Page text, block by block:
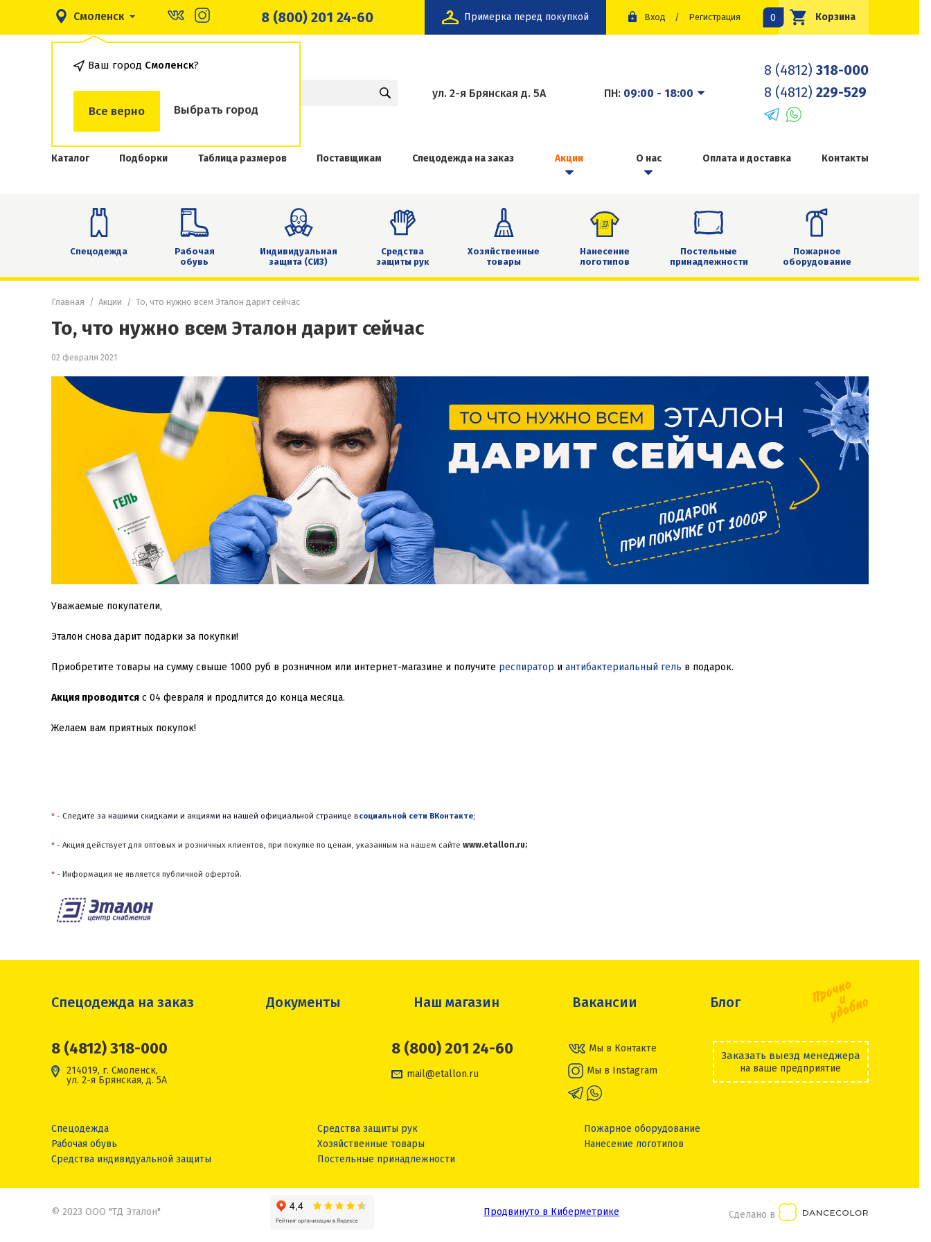
Смоленск
Ваш город Смоленск?
Все верно Выбрать город
8 (800) 201 24-60 Примерка перед покупкой Вход / Регистрация Корзина
0
ул. 2-я Брянская д. 5А ПН: 09:00 - 18:00
8 (4812) 318-000
8 (4812) 229-529
Каталог Подборки Таблица размеров Поставщикам Спецодежда на заказ Акции О нас Оплата и доставка Контакты
Спецодежда
Рабочая
обувь
Индивидуальная
защита (СИЗ)
Средства
защиты рук
Хозяйственные
товары
Нанесение
логотипов
Постельные
принадлежности
Пожарное
оборудование
Главная Акции То, что нужно всем Эталон дарит сейчас
То, что нужно всем Эталон дарит сейчас
02 февраля 2021
Уважаемые покупатели,
Эталон снова дарит подарки за покупки!
Приобретите товары на сумму свыше 1000 руб в розничном или интернет-магазине и получите респиратор и антибактериальный гель в подарок.
Акция проводится с 04 февраля и продлится до конца месяца.
Желаем вам приятных покупок!
* - Следите за нашими скидками и акциями на нашей официальной странице всоциальной сети ВКонтакте;
* - Акция действует для оптовых и розничных клиентов, при покупке по ценам, указанным на нашем сайте www.etallon.ru;
* - Информация не является публичной офертой.
Спецодежда на заказ Документы Наш магазин Вакансии Блог
8 (4812) 318-000
214019, г. Смоленск,
ул. 2-я Брянская, д. 5А
8 (800) 201 24-60
mail@etallon.ru
Мы в Контакте
Мы в Instagram
Заказать выезд менеджера
на ваше предприятие
Спецодежда
Рабочая обувь
Средства индивидуальной защиты
Средства защиты рук
Хозяйственные товары
Постельные принадлежности
Пожарное оборудование
Нанесение логотипов
© 2023 ООО "ТД Эталон" Продвинуто в Киберметрике Сделано в